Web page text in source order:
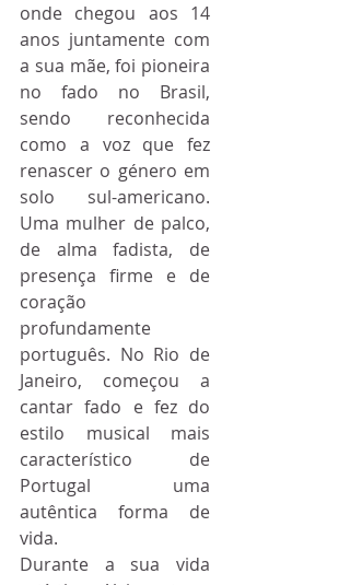
onde chegou aos 14
anos juntamente com
a sua mãe, foi pioneira
no fado no Brasil,
sendo reconhecida
como a voz que fez
renascer o género em
solo sul-americano.
Uma mulher de palco,
de alma fadista, de
presença firme e de
coração
profundamente
português. No Rio de
Janeiro, começou a
cantar fado e fez do
estilo musical mais
característico de
Portugal uma
autêntica forma de
vida.
Durante a sua vida